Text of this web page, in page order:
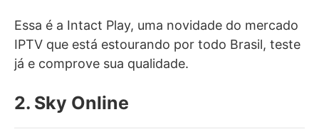
Essa é a Intact Play, uma novidade do mercado
IPTV que está estourando por todo Brasil, teste
já e comprove sua qualidade.
2. Sky Online